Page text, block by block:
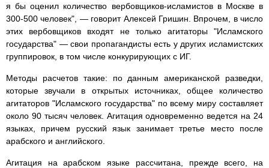
я бы оценил количество вербовщиков-исламистов в Москве в
300-500 человек", — говорит Алексей Гришин. Впрочем, в число
этих вербовщиков входят не только агитаторы "Исламского
государства" — свои пропагандисты есть у других исламистских
группировок, в том числе конкурирующих с ИГ.
Методы расчетов такие: по данным американской разведки,
которые звучали в открытых источниках, общее количество
агитаторов "Исламского государства" по всему миру составляет
около 90 тысяч человек. Агитация одновременно ведется на 24
языках, причем русский язык занимает третье место после
арабского и английского.
Агитация на арабском языке рассчитана, прежде всего, на